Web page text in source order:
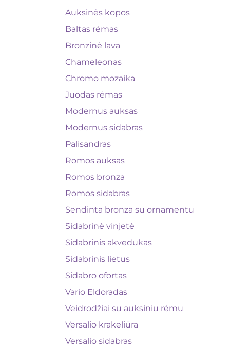
Auksinės kopos
Baltas rėmas
Bronzinė lava
Chameleonas
Chromo mozaika
Juodas rėmas
Modernus auksas
Modernus sidabras
Palisandras
Romos auksas
Romos bronza
Romos sidabras
Sendinta bronza su ornamentu
Sidabrinė vinjetė
Sidabrinis akvedukas
Sidabrinis lietus
Sidabro ofortas
Vario Eldoradas
Veidrodžiai su auksiniu rėmu
Versalio krakeliūra
Versalio sidabras